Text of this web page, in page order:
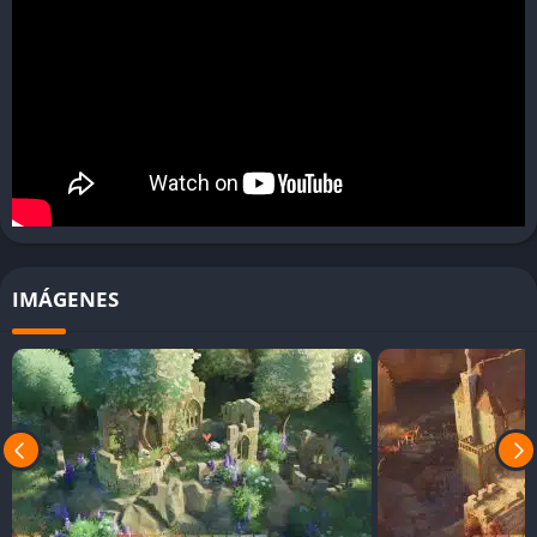
tiempo. Los jugadores simplemente seleccionan herramientas,
moldean el terreno y construyen a su ritmo. El sistema de
descubrir nuevas combinaciones de elementos. La ausencia de
presión convierte a Tiny Glade en una experiencia ideal para
otros juegos.
Pros y Contras
✔️ Pros
Ambiente relajante y sin estrés
IMÁGENES